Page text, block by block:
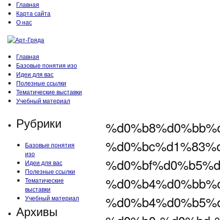
Главная
Карта сайта
О нас
Главная
Базовые понятия изо
Идеи для вас
Полезные ссылки
Тематические выставки
Учебный материал
Рубрики
Базовые понятия
изо
Идеи для вас
Полезные ссылки
Тематические
выставки
Учебный материал
Архивы